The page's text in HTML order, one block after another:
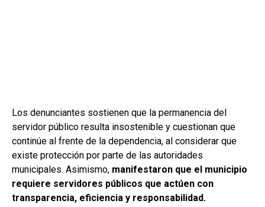
Los denunciantes sostienen que la permanencia del
servidor público resulta insostenible y cuestionan que
continúe al frente de la dependencia, al considerar que
existe protección por parte de las autoridades
municipales. Asimismo, manifestaron que el municipio
requiere servidores públicos que actúen con
transparencia, eficiencia y responsabilidad.